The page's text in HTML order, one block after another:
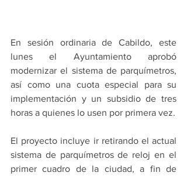
En sesión ordinaria de Cabildo, este
lunes el Ayuntamiento aprobó
modernizar el sistema de parquímetros,
así como una cuota especial para su
implementación y un subsidio de tres
horas a quienes lo usen por primera vez.
El proyecto incluye ir retirando el actual
sistema de parquímetros de reloj en el
primer cuadro de la ciudad, a fin de